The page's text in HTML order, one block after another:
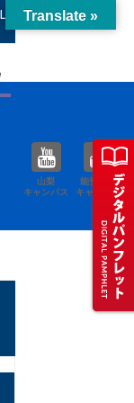
山梨
キャンパス
能登空港
キャンパス
Translate »